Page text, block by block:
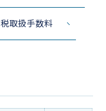
取扱手数料